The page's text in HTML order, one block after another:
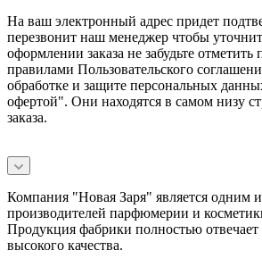
На ваш электронный адрес придет
перезвонит наш менеджер чтобы
оформлении заказа не забудьте
правилами Пользовательского
обработке и защите персональных
офертой". Они находятся в самом низу
заказа.
Компания "Новая Заря" является одним
производителей парфюмерии и
Продукция фабрики полностью отвечает
высокого качества.